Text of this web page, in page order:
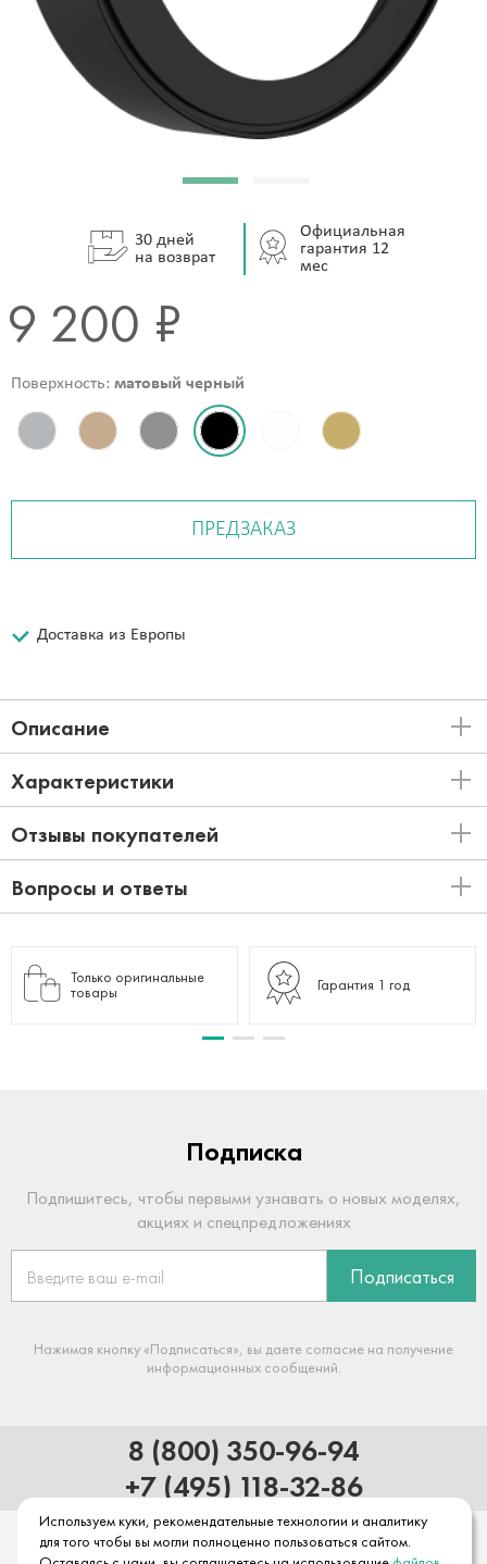
Используем куки, рекомендательные технологии и аналитику
для того чтобы вы могли полноценно пользоваться сайтом.
30 дней
на возврат
Официальная
гарантия 12
мес
9 200 ₽
Поверхность: матовый черный
ПРЕДЗАКАЗ
Доставка из Европы
Описание
Характеристики
Отзывы покупателей
Вопросы и ответы
Только оригинальные
товары
Гарантия 1 год
Подписка
Подпишитесь, чтобы первыми узнавать о новых моделях,
акциях и спецпредложениях
Подписаться
Нажимая кнопку «Подписаться», вы даете согласие на получение
информационных сообщений.
8 (800) 350-96-94
+7 (495) 118-32-86